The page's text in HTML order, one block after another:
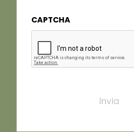
CAPTCHA